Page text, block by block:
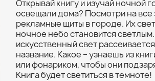
Открывай книгу и изучай ночной
освещали дома? Посмотри на
рекламные щиты в городе. Их
ночное небо становится
искусственный свет
название. Какое – узнаешь из
или фонариком, чтобы они
Книга будет светиться в темноте!